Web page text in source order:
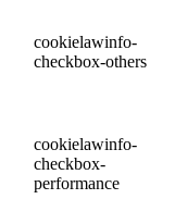
cookielawinfo-
checkbox-others
cookielawinfo-
checkbox-
performance